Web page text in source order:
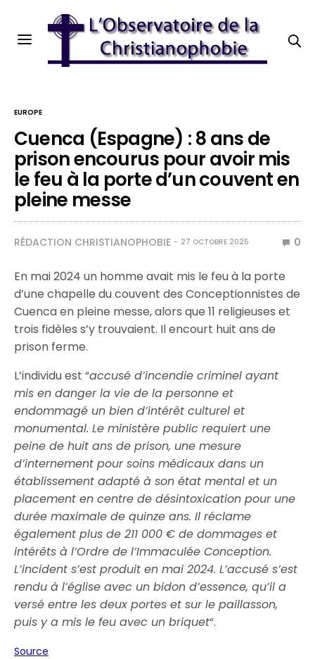
EUROPE
Cuenca (Espagne) : 8 ans de
prison encourus pour avoir mis
le feu à la porte d’un couvent en
pleine messe
RÉDACTION CHRISTIANOPHOBIE 27 OCTOBRE 2025 0
En mai 2024 un homme avait mis le feu à la porte
d’une chapelle du couvent des Conceptionnistes de
Cuenca en pleine messe, alors que 11 religieuses et
trois fidèles s’y trouvaient. Il encourt huit ans de
prison ferme.
L’individu est “accusé d’incendie criminel ayant
mis en danger la vie de la personne et
endommagé un bien d’intérêt culturel et
monumental. Le ministère public requiert une
peine de huit ans de prison, une mesure
d’internement pour soins médicaux dans un
établissement adapté à son état mental et un
placement en centre de désintoxication pour une
durée maximale de quinze ans. Il réclame
également plus de 211 000 € de dommages et
intérêts à l’Ordre de l’Immaculée Conception.
L’incident s’est produit en mai 2024. L’accusé s’est
rendu à l’église avec un bidon d’essence, qu’il a
versé entre les deux portes et sur le paillasson,
puis y a mis le feu avec un briquet“.
Source